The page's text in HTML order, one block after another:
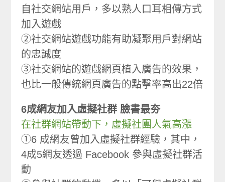
自社交網站用戶，多以熟人口耳相傳方式
加入遊戲
②社交網站遊戲功能有助凝聚用戶對網站
的忠誠度
③社交網站的遊戲網頁植入廣告的效果，
也比一般傳統網頁廣告的點擊率高出22倍
6成網友加入虛擬社群 臉書最夯
在社群網站帶動下，虛擬社團人氣高漲
①6 成網友曾加入虛擬社群經驗，其中，
4成5網友透過 Facebook 參與虛擬社群活
動